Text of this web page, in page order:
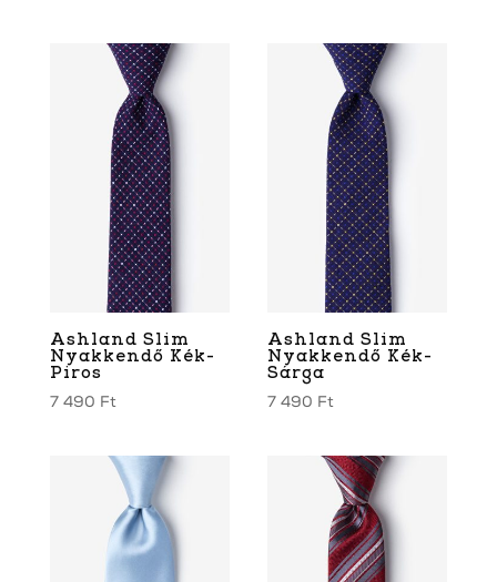
Ashland Slim
Nyakkendő Kék-
Piros
7 490 Ft
Ashland Slim
Nyakkendő Kék-
Sárga
7 490 Ft